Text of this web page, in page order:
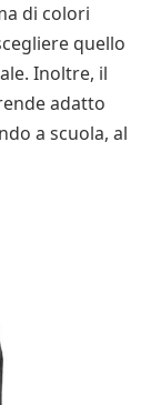
di colori
quello
Inoltre, il
adatto
a scuola, al